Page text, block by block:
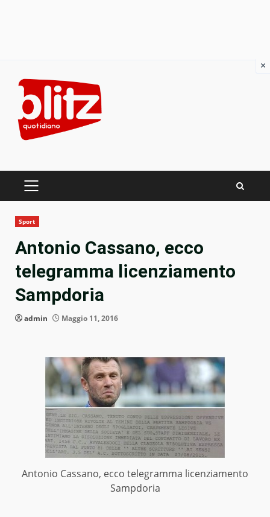
content
PRIMARY
Sport
Antonio Cassano, ecco
telegramma licenziamento
Sampdoria
admin Maggio 11, 2016
Antonio Cassano, ecco telegramma licenziamento
Sampdoria
×